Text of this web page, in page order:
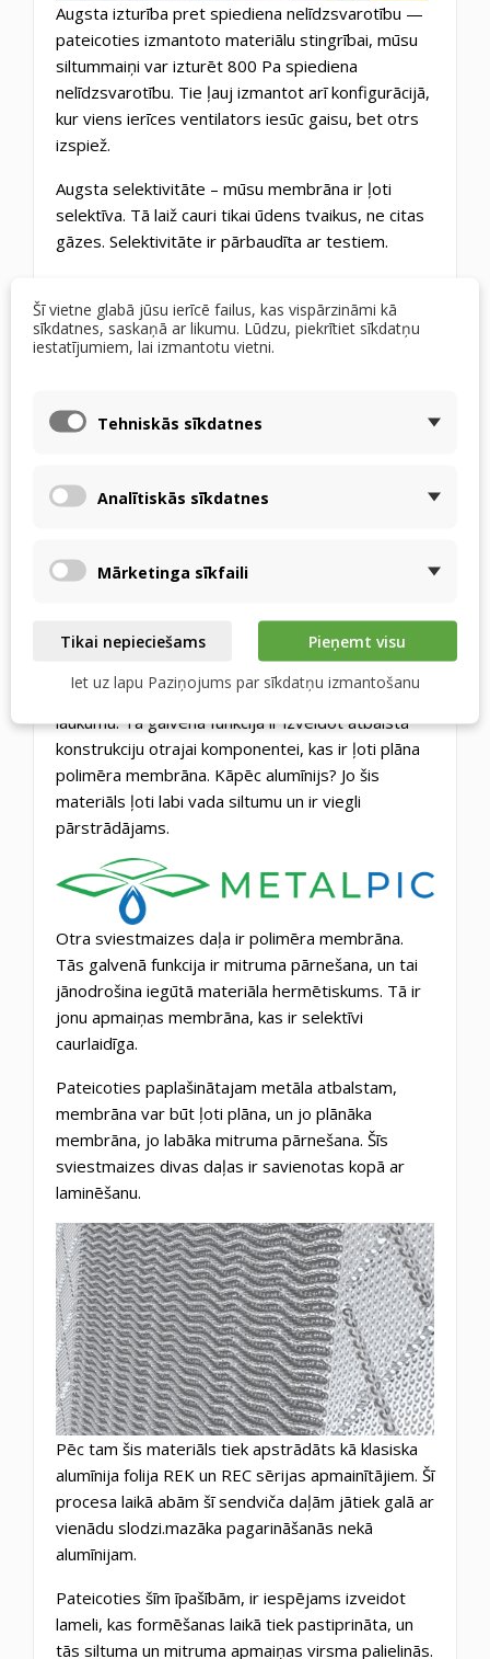
Augsta izturība pret spiediena nelīdzsvarotību —
pateicoties izmantoto materiālu stingrībai, mūsu
siltummaiņi var izturēt 800 Pa spiediena
nelīdzsvarotību. Tie ļauj izmantot arī konfigurācijā,
kur viens ierīces ventilators iesūc gaisu, bet otrs
izspiež.
Augsta selektivitāte – mūsu membrāna ir ļoti
selektīva. Tā laiž cauri tikai ūdens tvaikus, ne citas
gāzes. Selektivitāte ir pārbaudīta ar testiem.
pateicoties vienādiem izmēriem un līdzīgiem
termiskās efektivitātes parametriem, ierīcē esošo
siltummaini var viegli nomainīt pret entalpijas
Kā šie parametri tika sasniegti?
Tas galvenokārt ir saistīts ar unikāla materiāla
ekskluzīvi šim nolūkam, un to radīja Recutech. Tas
Tas sastāv no speciāli apstrādāta alumīnija
izplesta metāla ar pēc iespējas lielāku atvērto
laukumu. Tā galvenā funkcija ir izveidot atbalsta
konstrukciju otrajai komponentei, kas ir ļoti plāna
polimēra membrāna. Kāpēc alumīnijs? Jo šis
materiāls ļoti labi vada siltumu un ir viegli
pārstrādājams.
Otra sviestmaizes daļa ir polimēra membrāna.
Tās galvenā funkcija ir mitruma pārnešana, un tai
jānodrošina iegūtā materiāla hermētiskums. Tā ir
jonu apmaiņas membrāna, kas ir selektīvi
caurlaidīga.
Pateicoties paplašinātajam metāla atbalstam,
membrāna var būt ļoti plāna, un jo plānāka
membrāna, jo labāka mitruma pārnešana. Šīs
sviestmaizes divas daļas ir savienotas kopā ar
laminēšanu.
Pēc tam šis materiāls tiek apstrādāts kā klasiska
alumīnija folija REK un REC sērijas apmainītājiem. Šī
procesa laikā abām šī sendviča daļām jātiek galā ar
vienādu slodzi.mazāka pagarināšanās nekā
alumīnijam.
Pateicoties šīm īpašībām, ir iespējams izveidot
lameli, kas formēšanas laikā tiek pastiprināta, un
tās siltuma un mitruma apmaiņas virsma palielinās.
Šī vietne glabā jūsu ierīcē failus, kas vispārzināmi kā
sīkdatnes, saskaņā ar likumu. Lūdzu, piekrītiet sīkdatņu
iestatījumiem, lai izmantotu vietni.
Tehniskās sīkdatnes
Analītiskās sīkdatnes
Mārketinga sīkfaili
Tikai nepieciešams
Pieņemt visu
Iet uz lapu Paziņojums par sīkdatņu izmantošanu